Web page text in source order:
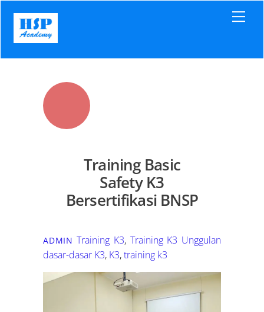
content
Training Basic
Safety K3
Bersertifikasi BNSP
ADMIN Training K3, Training K3 Unggulan
dasar-dasar K3, K3,training k3